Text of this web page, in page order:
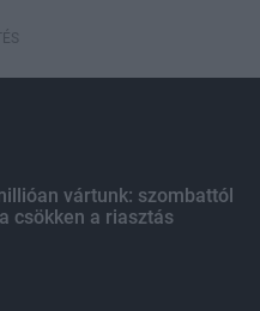
vártunk: szombattól
csökken a riasztás